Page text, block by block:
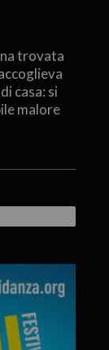
trovata
casa: si
malore